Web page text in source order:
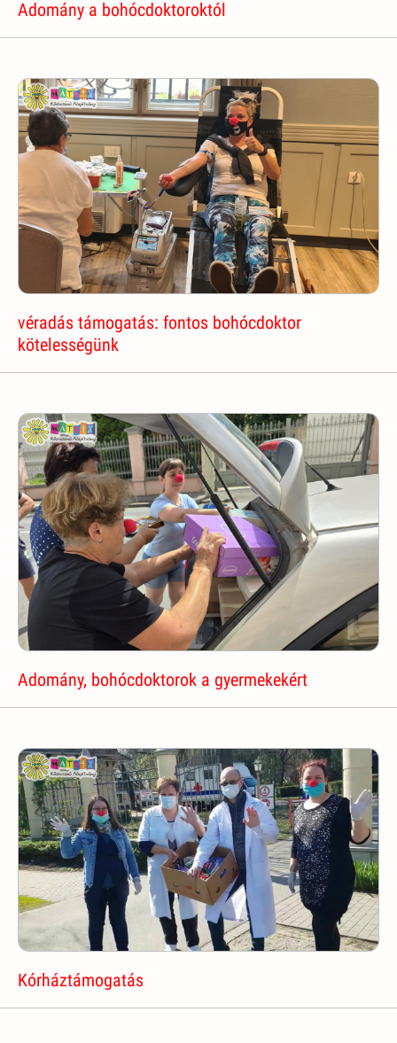
Adomány a bohócdoktoroktól
véradás támogatás: fontos bohócdoktor
kötelességünk
Adomány, bohócdoktorok a gyermekekért
Kórháztámogatás